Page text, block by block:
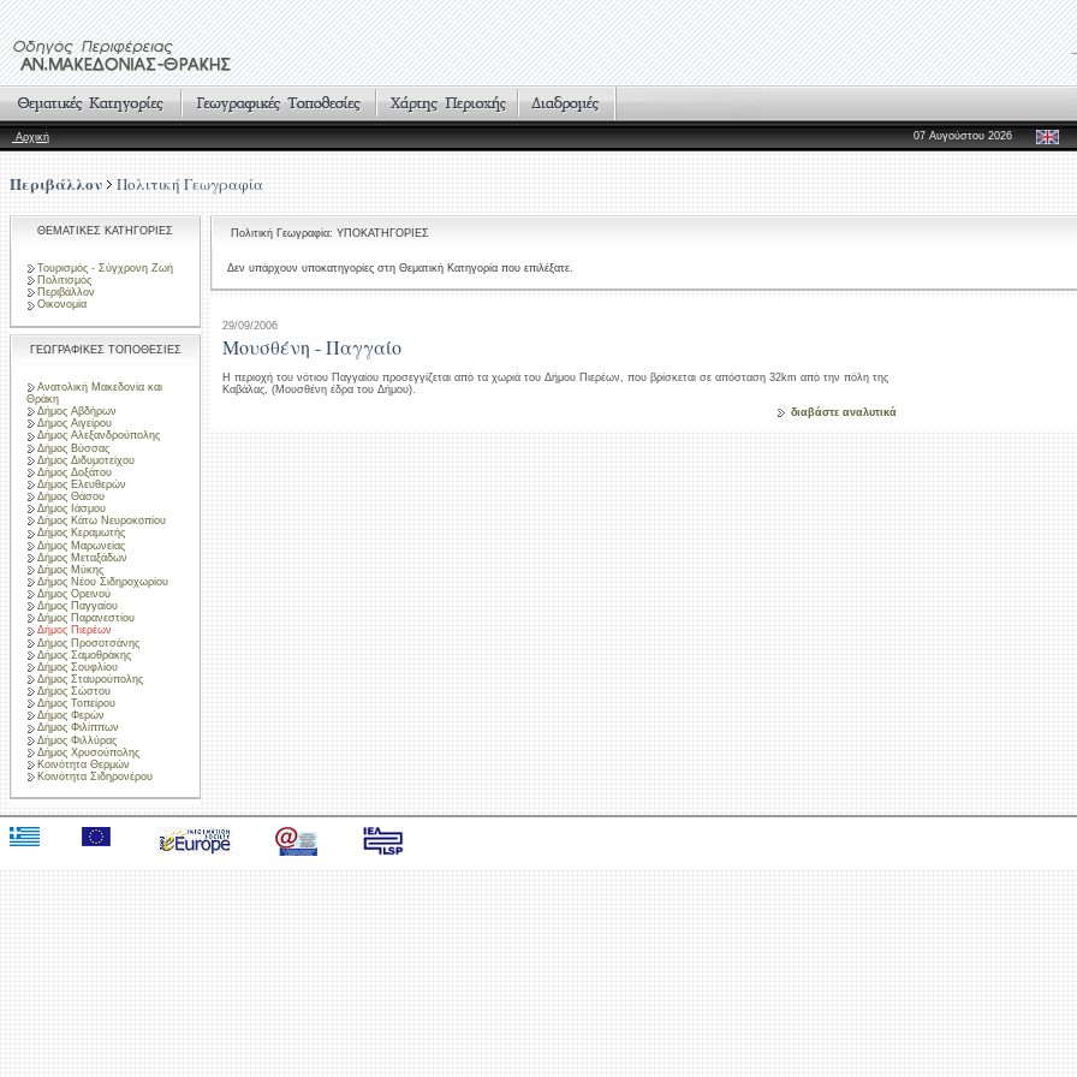
Αρχική 07 Αυγούστου 2026
Περιβάλλον Πολιτική Γεωγραφία
ΘΕΜΑΤΙΚΕΣ ΚΑΤΗΓΟΡΙΕΣ
Τουρισμός - Σύγχρονη Ζωή
Πολιτισμός
Περιβάλλον
Οικονομία
ΓΕΩΓΡΑΦΙΚΕΣ ΤΟΠΟΘΕΣΙΕΣ
Ανατολική Μακεδονία και
Θράκη
Δήμος Αβδήρων
Δήμος Αιγείρου
Δήμος Αλεξανδρούπολης
Δήμος Βύσσας
Δήμος Διδυμοτείχου
Δήμος Δοξάτου
Δήμος Ελευθερών
Δήμος Θάσου
Δήμος Ιάσμου
Δήμος Κάτω Νευροκοπίου
Δήμος Κεραμωτής
Δήμος Μαρωνείας
Δήμος Μεταξάδων
Δήμος Μύκης
Δήμος Νέου Σιδηροχωρίου
Δήμος Ορεινού
Δήμος Παγγαίου
Δήμος Παρανεστίου
Δήμος Πιερέων
Δήμος Προσοτσάνης
Δήμος Σαμοθράκης
Δήμος Σουφλίου
Δήμος Σταυρούπολης
Δήμος Σώστου
Δήμος Τοπείρου
Δήμος Φερών
Δήμος Φιλίππων
Δήμος Φιλλύρας
Δήμος Χρυσούπολης
Κοινότητα Θερμών
Κοινότητα Σιδηρονέρου
Πολιτική Γεωγραφία: ΥΠΟΚΑΤΗΓΟΡΙΕΣ
Δεν υπάρχουν υποκατηγορίες στη Θεματική Κατηγορία που επιλέξατε.
29/09/2006
Μουσθένη - Παγγαίο
Η περιοχή του νότιου Παγγαίου προσεγγίζεται από τα χωριά του Δήμου Πιερέων, που βρίσκεται σε απόσταση 32km από την πόλη της
Καβάλας, (Μουσθένη έδρα του Δήμου).
διαβάστε αναλυτικά